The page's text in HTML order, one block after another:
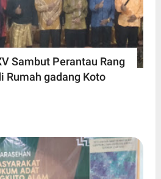
Sambut Perantau Rang
Rumah gadang Koto